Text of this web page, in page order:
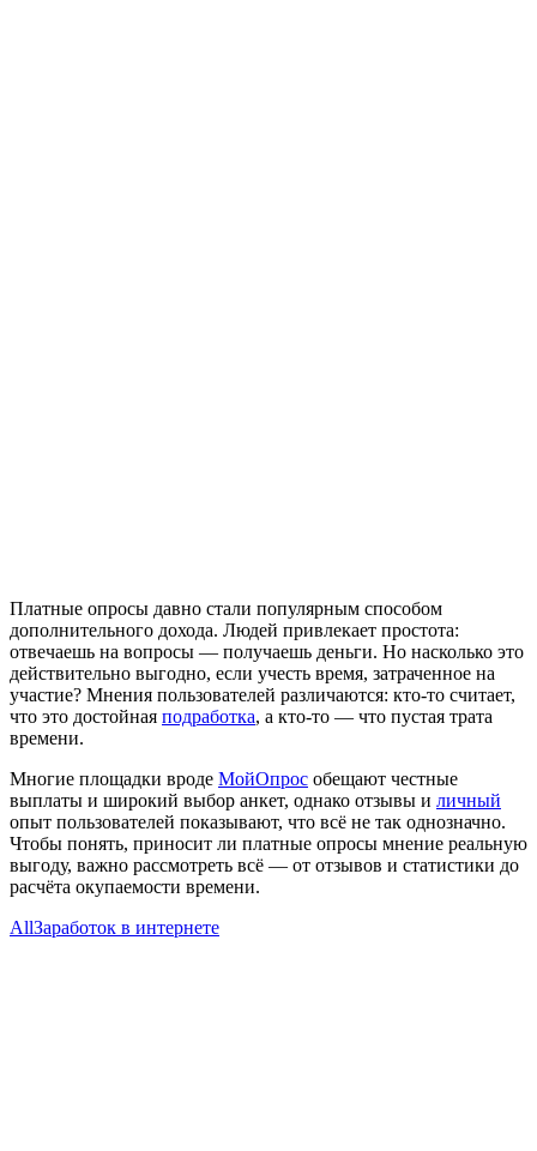
Платные опросы давно стали популярным способом
дополнительного дохода. Людей привлекает простота:
отвечаешь на вопросы — получаешь деньги. Но насколько это
действительно выгодно, если учесть время, затраченное на
участие? Мнения пользователей различаются: кто-то считает,
что это достойная подработка, а кто-то — что пустая трата
времени.
Многие площадки вроде МойОпрос обещают честные
выплаты и широкий выбор анкет, однако отзывы и личный
опыт пользователей показывают, что всё не так однозначно.
Чтобы понять, приносит ли платные опросы мнение реальную
выгоду, важно рассмотреть всё — от отзывов и статистики до
расчёта окупаемости времени.
AllЗаработок в интернете